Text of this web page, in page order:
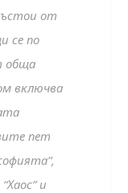
от
се по
обща
включва
пет
и